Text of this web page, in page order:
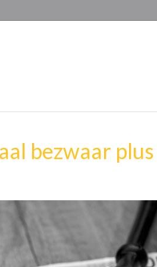
bezwaar